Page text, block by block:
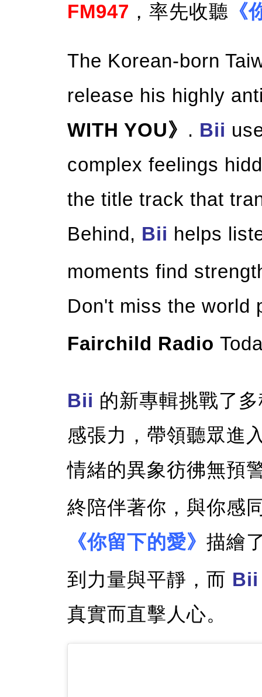
FM947 ，率先收聽 《
The Korean-born
release his highly
WITH YOU》 . Bii
complex feelings
the title track that
Behind, Bii helps
moments find
Don't miss the world
Fairchild Radio
Bii 的新專輯挑戰了
感張力，帶領聽眾進
情緒的異象彷彿無預
終陪伴著你，與你感
《你留下的愛》 描繪
到力量與平靜，而 Bii
真實而直擊人心。